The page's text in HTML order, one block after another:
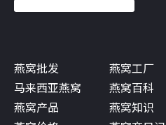
燕窝批发
马来西亚燕窝
燕窝产品
燕窝工厂
燕窝百科
燕窝知识